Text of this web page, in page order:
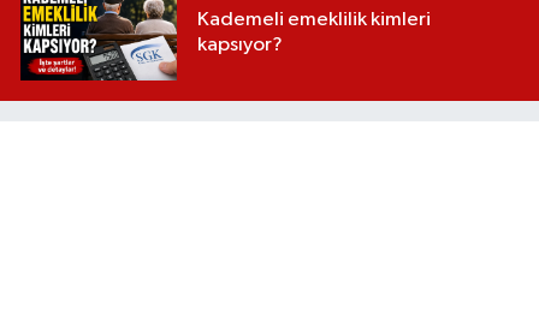
Kademeli emeklilik kimleri
kapsıyor?